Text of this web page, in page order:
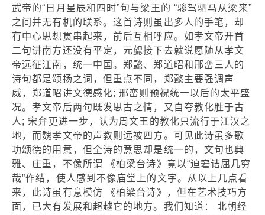
武帝的“日月星辰和四时”句与梁王的 “骖驾驷马从梁来”
之间并无有机的联系。这首诗则虽出多人的手笔，却
有中心思想贯串起来，前后互相呼应。如孝文帝开首
二句讲南方还没有平定，元勰接下去就说愿随从孝文
帝远征江南，统一中国。郑懿、郑道昭和邢峦三人的
诗句都是颂扬之词，但重点不同，郑懿主要强调声
威，郑道昭讲文德感化; 邢峦则预祝统一以后的太平盛
况。孝文帝后两句既发思古之情，又自夸教化胜于古
人; 宋弁更进一步，认为周文王的教化只流行于江汉之
地，而魏孝文帝的声教则远被四方。可见此诗虽多歌
功颂德的用意，但全诗的意思却是统一的，文句也典
雅、庄重，不像所谓 《柏梁台诗》竟以“迫窘诘屈几穷
哉”作结，使人感到不像庙堂上的文字。从以上几点看
来，此诗虽有意模仿 《柏梁台诗》，但在艺术技巧方
面，已大有发展和超越它的地方。我们知道： 北朝经